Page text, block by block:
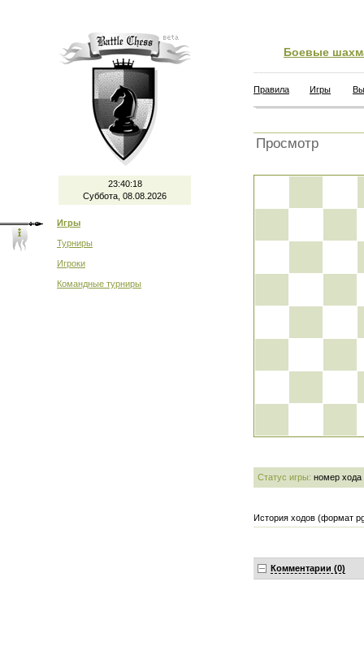
23:40:19
Суббота, 08.08.2026
Игры
Турниры
Игроки
Командные турниры
Боевые
Правила Игры
Просмотр
Статус игры: номер хода
История ходов (формат
Комментарии (0)